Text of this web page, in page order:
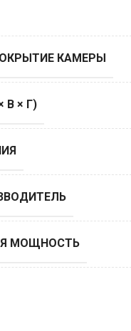
КАМЕРЫ
В × Г)
МОЩНОСТЬ